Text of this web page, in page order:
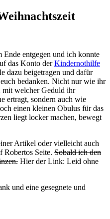
entgegen und ich konnte
das Konto derKindernothilfe
dazu beigetragen und dafür
bedanken. Nicht nur wie ihr
mit welcher Geduld ihr
ertragt, sondern auch wie
einen kleinen Obulus für das
liegt locker machen, bewegt
Artikel oder vielleicht auch
Robertos Seite. Sobald ich den
Hier der Link: Leid ohne
und eine gesegnete und